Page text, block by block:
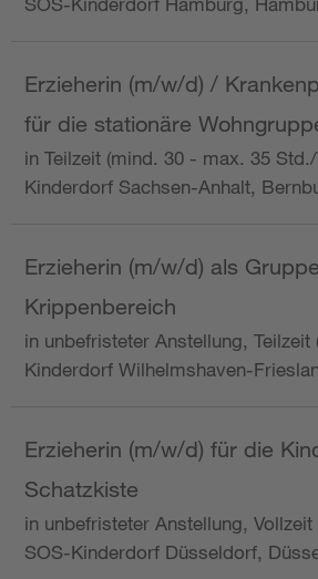
Erzieherin (m/w/d) /
für die stationäre
in Teilzeit (mind. 30 - max. 35
Kinderdorf Sachsen-Anhalt,
Erzieherin (m/w/d) als
Krippenbereich
in unbefristeter Anstellung, Teilzeit
Kinderdorf Wilhelmshaven-
Erzieherin (m/w/d) für die
Schatzkiste
in unbefristeter Anstellung, Vollzeit
SOS-Kinderdorf Düsseldorf,